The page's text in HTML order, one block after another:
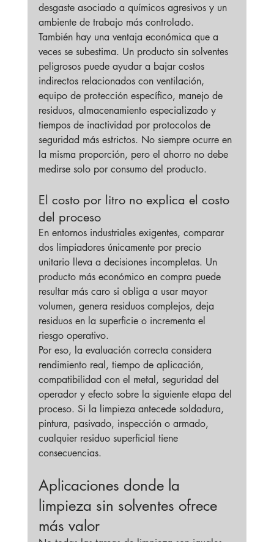
desgaste asociado a químicos agresivos y un
ambiente de trabajo más controlado.
También hay una ventaja económica que a
veces se subestima. Un producto sin solventes
peligrosos puede ayudar a bajar costos
indirectos relacionados con ventilación,
equipo de protección específico, manejo de
residuos, almacenamiento especializado y
tiempos de inactividad por protocolos de
seguridad más estrictos. No siempre ocurre en
la misma proporción, pero el ahorro no debe
medirse solo por consumo del producto.
El costo por litro no explica el costo
del proceso
En entornos industriales exigentes, comparar
dos limpiadores únicamente por precio
unitario lleva a decisiones incompletas. Un
producto más económico en compra puede
resultar más caro si obliga a usar mayor
volumen, genera residuos complejos, deja
residuos en la superficie o incrementa el
riesgo operativo.
Por eso, la evaluación correcta considera
rendimiento real, tiempo de aplicación,
compatibilidad con el metal, seguridad del
operador y efecto sobre la siguiente etapa del
proceso. Si la limpieza antecede soldadura,
pintura, pasivado, inspección o armado,
cualquier residuo superficial tiene
consecuencias.
Aplicaciones donde la
limpieza sin solventes ofrece
más valor